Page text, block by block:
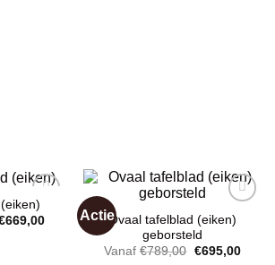
669,00HuidigeActie
Toevoegen
aan
Ovaal tafelblad (eiken)
geborsteld
Vanaf €789,00 €695,00